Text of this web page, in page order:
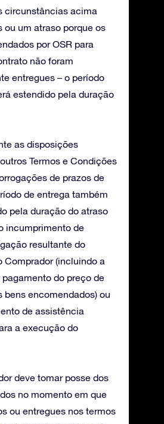
circunstâncias acima
ou um atraso porque os
por OSR para
não foram
entregues – o período
estendido pela duração
as disposições
Termos e Condições
de prazos de
de entrega também
pela duração do atraso
incumprimento de
resultante do
Comprador (incluindo a
do preço de
bens encomendados) ou
de assistência
a execução do
deve tomar posse dos
no momento em que
ou entregues nos termos